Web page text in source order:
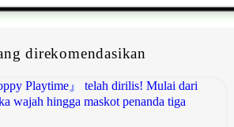
direkomendasikan